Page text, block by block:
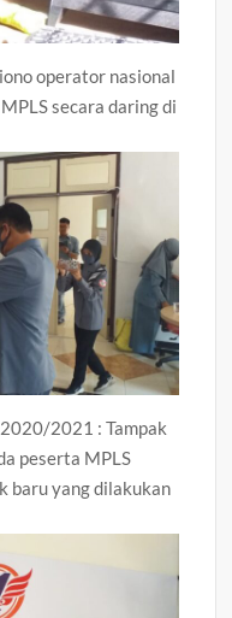
operator nasional
secara daring di
2021 : Tampak
peserta MPLS
baru yang dilakukan